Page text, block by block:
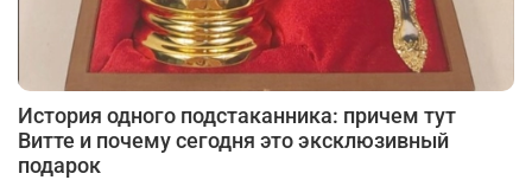
История одного подстаканника: причем тут
Витте и почему сегодня это эксклюзивный
подарок